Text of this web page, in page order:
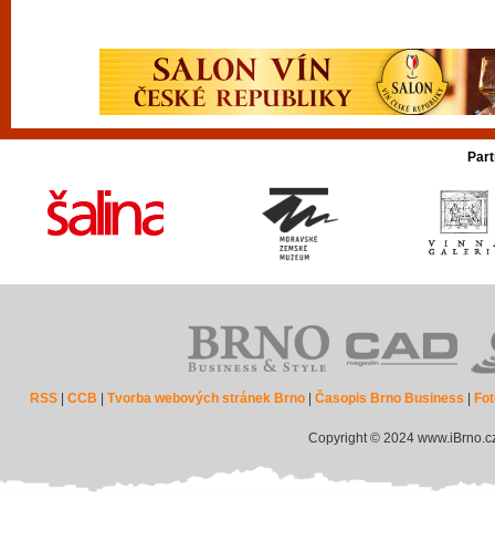
RSS |CCB |Tvorba webových stránek Brno |Časopis Brno Business
Copyright © 2024